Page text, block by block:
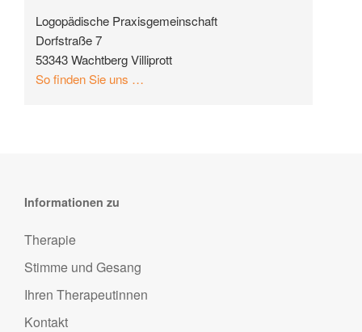
Logopädische Praxisgemeinschaft
Dorfstraße 7
53343 Wachtberg Villiprott
So finden Sie uns …
Informationen zu
Therapie
Stimme und Gesang
Ihren Therapeutinnen
Kontakt